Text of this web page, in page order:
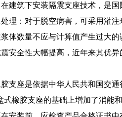
建筑下安装隔震支座技术，是
理：对于脱空病害，可采用灌
体数量不应与计算值产生过大的
安全性大幅提高，近年来其优
支座是依据中华人民共和国交
橡胶支座的基础上增加了消能和